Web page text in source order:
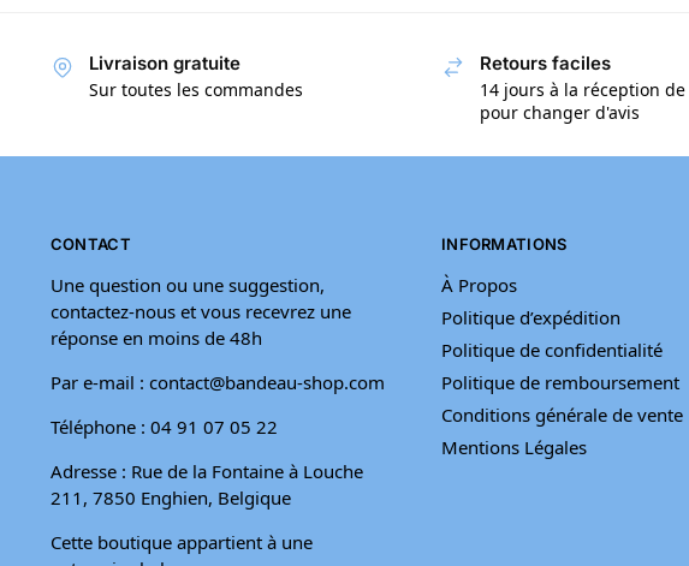
Livraison gratuite
Sur toutes les commandes
Retours faciles
14 jours à la réception
pour changer d'avis
CONTACT
Une question ou une suggestion,
contactez-nous et vous recevrez une
réponse en moins de 48h
Par e-mail : contact@bandeau-shop.com
Téléphone : 04 91 07 05 22
Adresse : Rue de la Fontaine à Louche
211, 7850 Enghien, Belgique
Cette boutique appartient à une
INFORMATIONS
À Propos
Politique d’expédition
Politique de confidentialité
Politique de remboursement
Conditions générale de vente
Mentions Légales